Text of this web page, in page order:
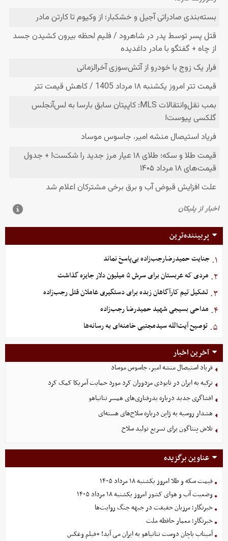
پربیننده‌ترین
۱. جنایت حمیدرضارجب‌زاده بی‌پاسخ نماند
۲. مردی که عربستان برای سرش ۵ میلیون دلار جایزه گذاشت
۳. تشکیل تیم کارآگاهان زبده برای دستگیری عاملان قتل رجب‌زاده
۴. مداحی بسیجی شهید حمیدرضا رجب‌زاده
۵. توصیح آیت‌الله سیدمجتبی خامنه‌ای به رسانه‌ها
آخرین اخبار
فریاد استیصال منشه امیر، جاسوس موساد
ترکیه به ایران در نابودی مزدوران کرد مورد حمایت آمریکا کمک کرد
افشاگری جدید درباره بدرفتاری‌های همسر نتانیاهو
هشدار روسیه به ژاپن درباره سلاح‌های هسته‌ای
تلاش پنتاگون برای تسریع تولید سلاح
عناوین برگزیده
قیمت سکه و طلا امروز یکشنبه ۱۸ مرداد ۱۴۰۵
وضعیت آب و هوای کشور امروز یکشنبه ۱۸ مرداد ۱۴۰۵
خبرنگار؛ مرزبان حقیقت در جبهه جنگ روایت‌ها
خبرنگار؛ معمار حافظه ملت
آمیتاب باچان دوست نتانیاهو به ایران می آید! +فیلم وعکس